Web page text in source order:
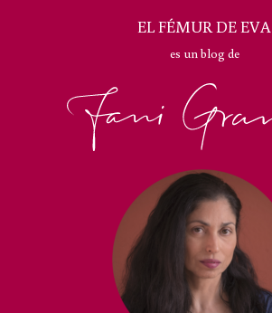
EL FÉMUR DE EVA
es un blog de